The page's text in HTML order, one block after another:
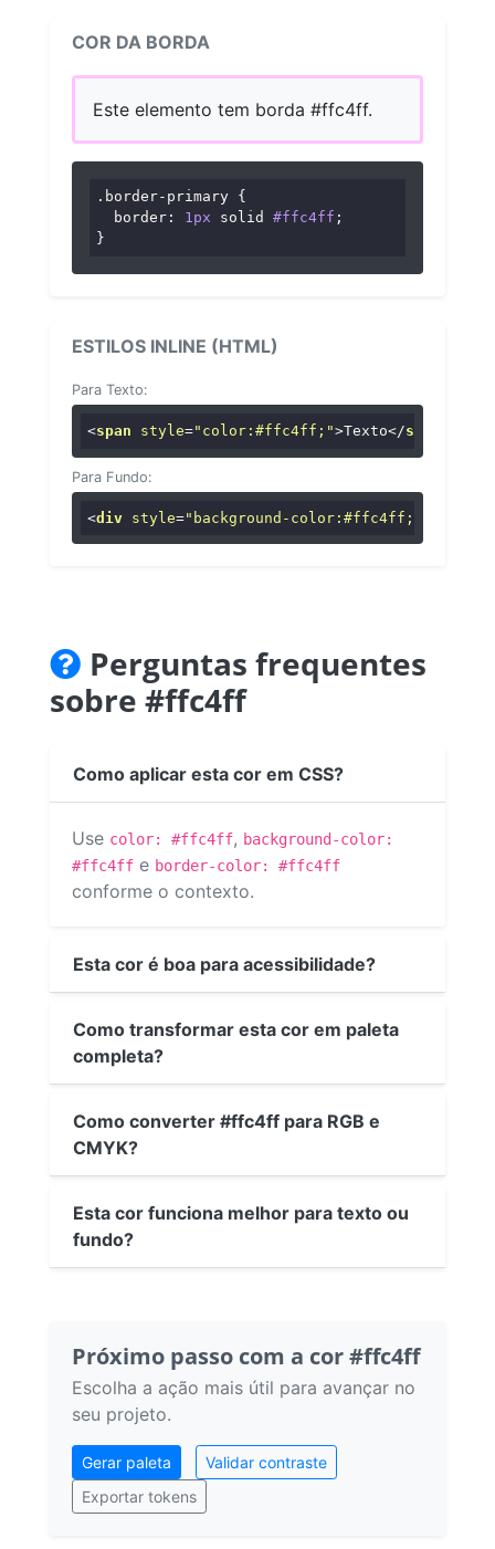
COR DA BORDA
Este elemento tem borda #ffc4ff.
.border-primary {
border : 1px solid #ffc4ff ;
}
ESTILOS INLINE (HTML)
Para Texto:
<span style="color:#ffc4ff;">Texto</span
Para Fundo:
<div style="background-color:#ffc4ff;"
Perguntas frequentes
sobre #ffc4ff
Como aplicar esta cor em CSS?
Use color: #ffc4ff, background-color:
#ffc4ff e border-color: #ffc4ff
conforme o contexto.
Esta cor é boa para acessibilidade?
Como transformar esta cor em paleta
completa?
Como converter #ffc4ff para RGB e
CMYK?
Esta cor funciona melhor para texto ou
fundo?
Próximo passo com a cor #ffc4ff
Escolha a ação mais útil para avançar no
seu projeto.
Gerar paleta
Validar contraste
Exportar tokens